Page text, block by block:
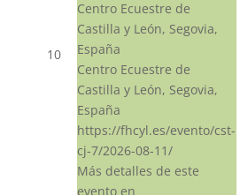
10
Centro Ecuestre de
Castilla y León, Segovia,
España
Centro Ecuestre de
Castilla y León, Segovia,
España
https://fhcyl.es/evento/cst-
cj-7/2026-08-11/
Más detalles de este
evento en